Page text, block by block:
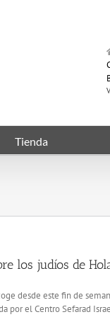
Tienda
los judíos de
desde este fin de
por el Centro Sefarad